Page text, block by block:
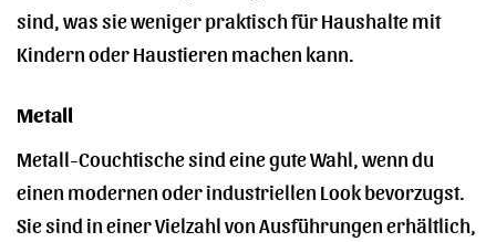
sind, was sie weniger praktisch für Haushalte mit
Kindern oder Haustieren machen kann.
Metall
Metall-Couchtische sind eine gute Wahl, wenn du
einen modernen oder industriellen Look bevorzugst.
Sie sind in einer Vielzahl von Ausführungen erhältlich,